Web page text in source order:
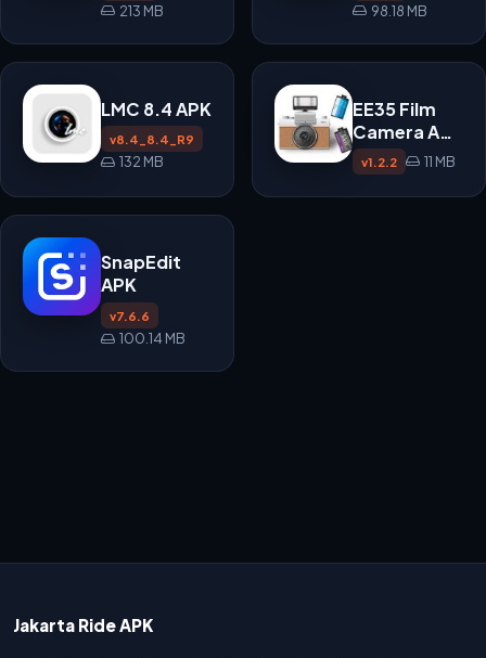
213 MB 98.18 MB
LMC 8.4 APK
v8.4_8.4_R9
132 MB
EE35 Film
Camera APK
v1.2.2
v1.2.2 11 MB
SnapEdit
APK
v7.6.6
100.14 MB
Jakarta Ride APK